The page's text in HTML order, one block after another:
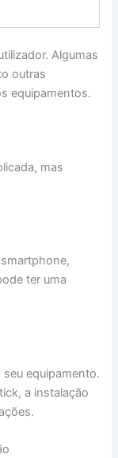
Algumas
outras
equipamentos.
mas
ter uma
equipamento.
a instalação